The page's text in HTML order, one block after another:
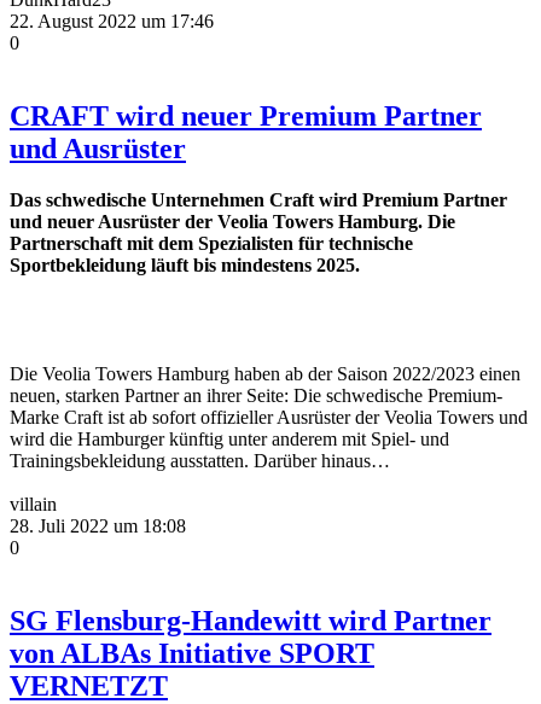
22. August 2022 um 17:46
0
CRAFT wird neuer Premium Partner
und Ausrüster
Das schwedische Unternehmen Craft wird Premium Partner
und neuer Ausrüster der Veolia Towers Hamburg. Die
Partnerschaft mit dem Spezialisten für technische
Sportbekleidung läuft bis mindestens 2025.
Die Veolia Towers Hamburg haben ab der Saison 2022/2023 einen
neuen, starken Partner an ihrer Seite: Die schwedische Premium-
Marke Craft ist ab sofort offizieller Ausrüster der Veolia Towers und
wird die Hamburger künftig unter anderem mit Spiel- und
Trainingsbekleidung ausstatten. Darüber hinaus…
villain
28. Juli 2022 um 18:08
0
SG Flensburg-Handewitt wird Partner
von ALBAs Initiative SPORT
VERNETZT